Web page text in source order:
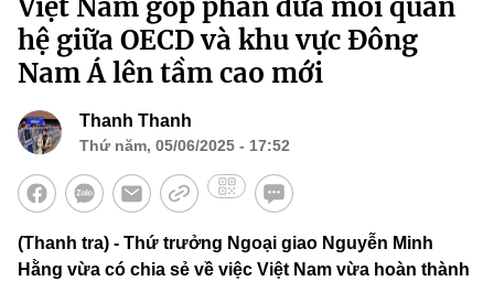
Việt Nam góp phần đưa mối quan
hệ giữa OECD và khu vực Đông
Nam Á lên tầm cao mới
Thanh Thanh
Thứ năm, 05/06/2025 - 17:52
(Thanh tra) - Thứ trưởng Ngoại giao Nguyễn Minh
Hằng vừa có chia sẻ về việc Việt Nam vừa hoàn thành